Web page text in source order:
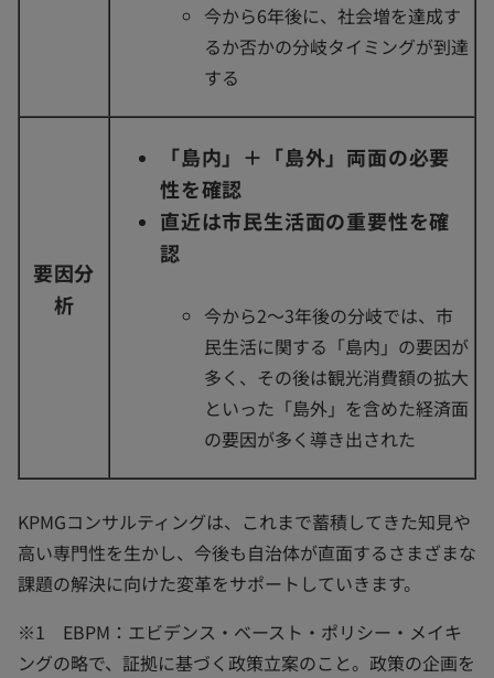
今から6年後に、社会増を達成す
るか否かの分岐タイミングが到達
する
要因分
析
「島内」＋「島外」両面の必要
性を確認
直近は市民生活面の重要性を確
認
今から2～3年後の分岐では、市
民生活に関する「島内」の要因が
多く、その後は観光消費額の拡大
といった「島外」を含めた経済面
の要因が多く導き出された
KPMGコンサルティングは、これまで蓄積してきた知見や
高い専門性を生かし、今後も自治体が直面するさまざまな
課題の解決に向けた変革をサポートしていきます。
※1 EBPM：エビデンス・ベースト・ポリシー・メイキ
ングの略で、証拠に基づく政策立案のこと。政策の企画を